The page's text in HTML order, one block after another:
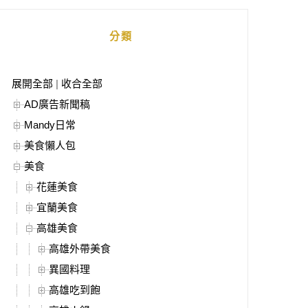
分類
展開全部 | 收合全部
AD廣告新聞稿
Mandy日常
美食懶人包
美食
花蓮美食
宜蘭美食
高雄美食
高雄外帶美食
異國料理
高雄吃到飽